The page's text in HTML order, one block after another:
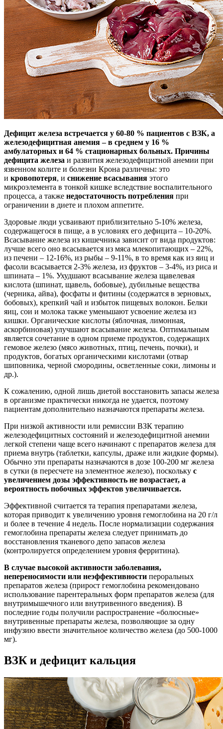
Дефицит железа встречается у 60-80 % пациентов с ВЗК, а
железодефицитная анемия – в среднем у 16 %
амбулаторных и 64 % стационарных больных. Причины
дефицита железа и развития железодефицитной анемии при
язвенном колите и болезни Крона различны: это
и кровопотеря, и снижение всасывания этого
микроэлемента в тонкой кишке вследствие воспалительного
процесса, а также недостаточность потребления при
ограничении в диете и плохом аппетите.
Здоровые люди усваивают приблизительно 5-10% железа,
содержащегося в пище, а в условиях его дефицита – 10-20%.
Всасывание железа из кишечника зависит от вида продуктов:
лучше всего оно всасывается из мяса млекопитающих – 22%,
из печени – 12-16%, из рыбы – 9-11%, в то время как из яиц и
фасоли всасывается 2-3% железа, из фруктов – 3-4%, из риса и
шпината – 1%. Ухудшают всасывание железа щавелевая
кислота (шпинат, щавель, бобовые), дубильные вещества
(черника, айва), фосфаты и фитины (содержатся в зерновых,
бобовых), крепкий чай и избыток пищевых волокон. Белки
яиц, сои и молока также уменьшают усвоение железа из
кишки. Органические кислоты (яблочная, лимонная,
аскорбиновая) улучшают всасывание железа. Оптимальным
является сочетание в одном приеме продуктов, содержащих
гемовое железо (мясо животных, птиц, печень, почки), и
продуктов, богатых органическими кислотами (отвар
шиповника, черной смородины, осветленные соки, лимоны и
др.).
К сожалению, одной лишь диетой восстановить запасы железа
в организме практически никогда не удается, поэтому
пациентам дополнительно назначаются препараты железа.
При низкой активности или ремиссии ВЗК терапию
железодефицитных состояний и железодефицитной анемии
легкой степени чаще всего начинают с препаратов железа для
приема внутрь (таблетки, капсулы, драже или жидкие формы).
Обычно эти препараты назначаются в дозе 100-200 мг железа
в сутки (в пересчете на элементное железо), поскольку с
увеличением дозы эффективность не возрастает, а
вероятность побочных эффектов увеличивается.
Эффективной считается та терапия препаратами железа,
которая приводит к увеличению уровня гемоглобина на 20 г/л
и более в течение 4 недель. После нормализации содержания
гемоглобина препараты железа следует принимать до
восстановления тканевого депо запасов железа
(контролируется определением уровня ферритина).
В случае высокой активности заболевания,
непереносимости или неэффективности пероральных
препаратов железа (прирост гемоглобина рекомендовано
использование парентеральных форм препаратов железа (для
внутримышечного или внутривенного введения). В
последние годы получили распространение «болюсные»
внутривенные препараты железа, позволяющие за одну
инфузию ввести значительное количество железа (до 500-1000
мг).
ВЗК и дефицит кальция